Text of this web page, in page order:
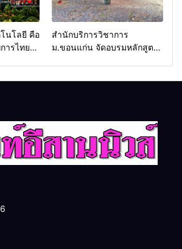
นโลยี คือ
ารไทย
สำนักบริการวิชาการ
ม.ขอนแก่น จัดอบรมหลักสูตร